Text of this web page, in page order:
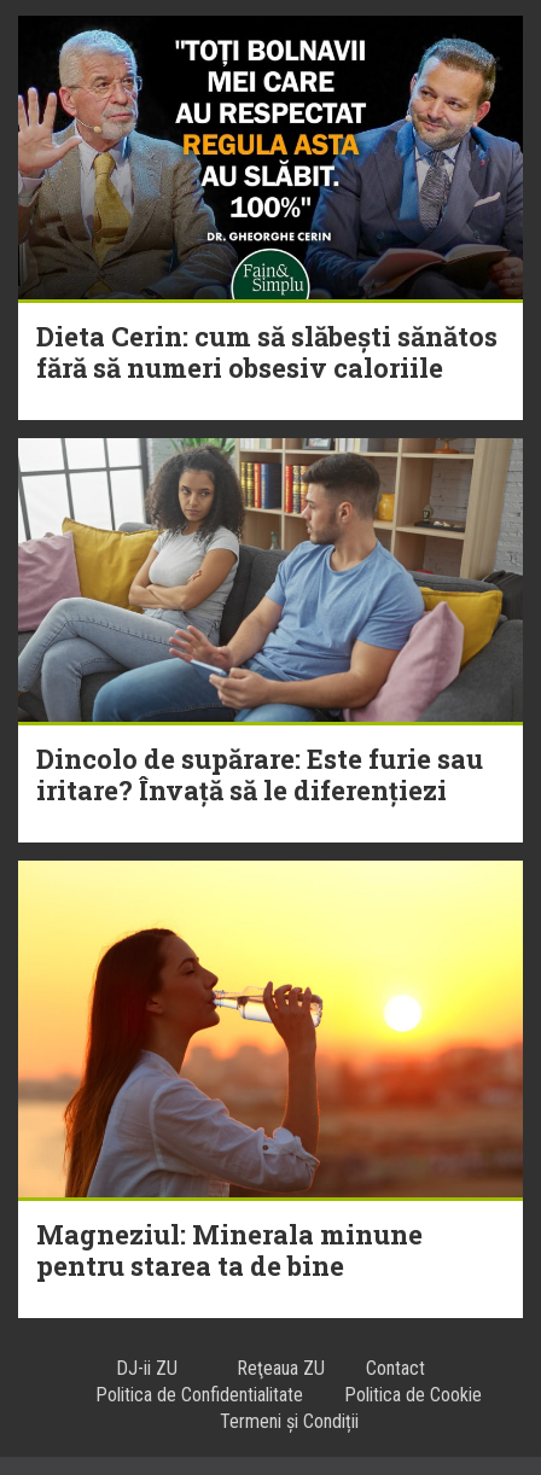
Dieta Cerin: cum să slăbești sănătos
fără să numeri obsesiv caloriile
Dincolo de supărare: Este furie sau
iritare? Învață să le diferențiezi
Magneziul: Minerala minune
pentru starea ta de bine
DJ-ii ZU Reţeaua ZU
Contact
Politica de Confidentialitate
Politica de Cookie
Termeni și Condiții